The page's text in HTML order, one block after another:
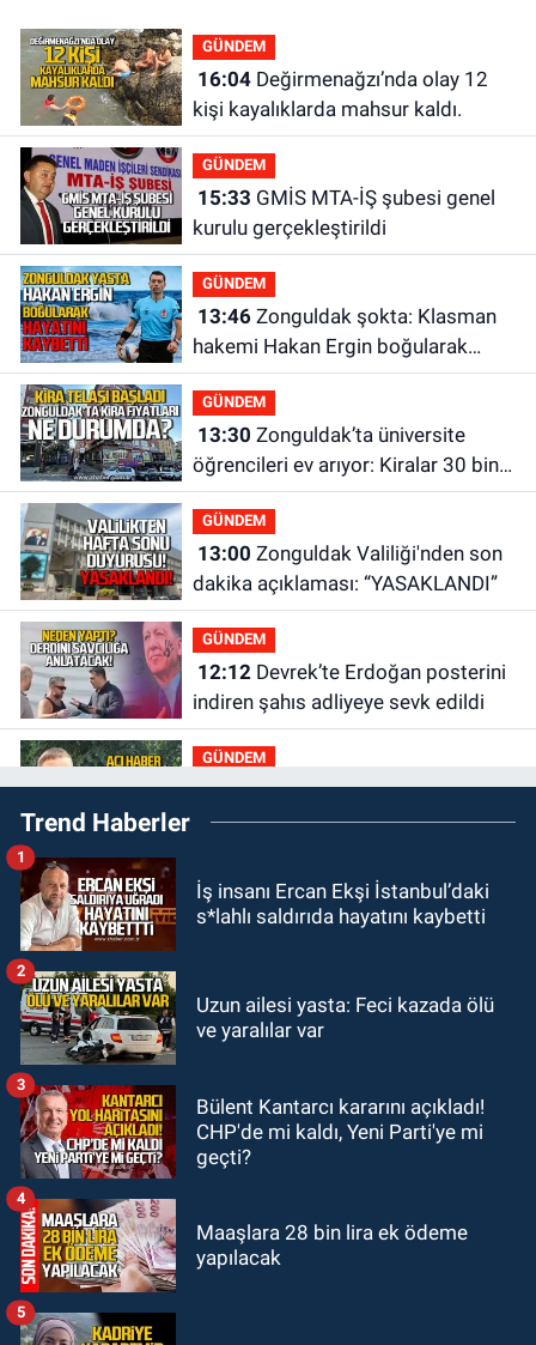
GÜNDEM
16:04Değirmenağzı’nda olay 12
kişi kayalıklarda mahsur kaldı.
GÜNDEM
15:33
kurulu gerçekleştirildi
GÜNDEM
13:46Zonguldak şokta: Klasman
hakemi Hakan Ergin boğularak
hayatını kaybetti
GÜNDEM
13:30
öğrencileri ev arıyor: Kiralar 30 bin
liraya kadar çıkıyor
GÜNDEM
13:00
dakika açıklaması: “YASAKLANDI”
GÜNDEM
12:12Devrek’te Erdoğan posterini
indiren şahıs adliyeye sevk edildi
GÜNDEM
11:509 yaşındaki Burak
Keskintığ’dan acı haber
11:19
11:13Şaşırtmadı... Akaryakıta bir
GÜNDEM
11:00Belediye duyurdu! Yüzme
yarışması ertelendi
Trend Haberler
İş insanı Ercan Ekşi İstanbul’daki
s*lahlı saldırıda hayatını kaybetti
1
Uzun ailesi yasta: Feci kazada ölü
ve yaralılar var
2
Bülent Kantarcı kararını açıkladı!
CHP'de mi kaldı, Yeni Parti'ye mi
geçti?
3
Maaşlara 28 bin lira ek ödeme
yapılacak
4
5